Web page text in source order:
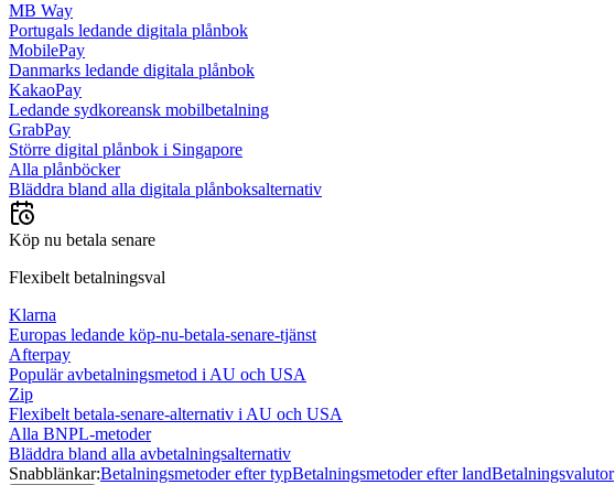
MB Way
Portugals ledande digitala plånbok
MobilePay
Danmarks ledande digitala plånbok
KakaoPay
Ledande sydkoreansk mobilbetalning
GrabPay
Större digital plånbok i Singapore
Alla plånböcker
Bläddra bland alla digitala plånboksalternativ
Köp nu betala senare
Flexibelt betalningsval
Klarna
Europas ledande köp-nu-betala-senare-tjänst
Afterpay
Populär avbetalningsmetod i AU och USA
Zip
Flexibelt betala-senare-alternativ i AU och USA
Alla BNPL-metoder
Bläddra bland alla avbetalningsalternativ
Snabblänkar:Betalningsmetoder efter typBetalningsmetoder efter landBetalningsvalutor